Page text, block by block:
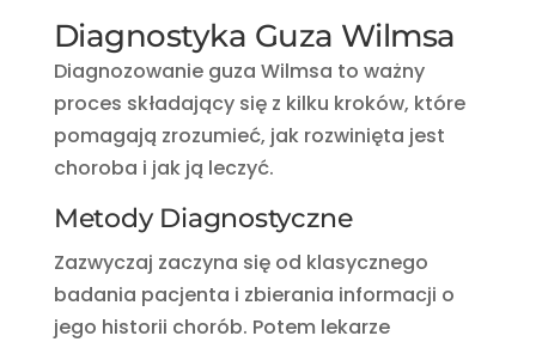
Diagnostyka Guza Wilmsa
Diagnozowanie guza Wilmsa to ważny
proces składający się z kilku kroków, które
pomagają zrozumieć, jak rozwinięta jest
choroba i jak ją leczyć.
Metody Diagnostyczne
Zazwyczaj zaczyna się od klasycznego
badania pacjenta i zbierania informacji o
jego historii chorób. Potem lekarze